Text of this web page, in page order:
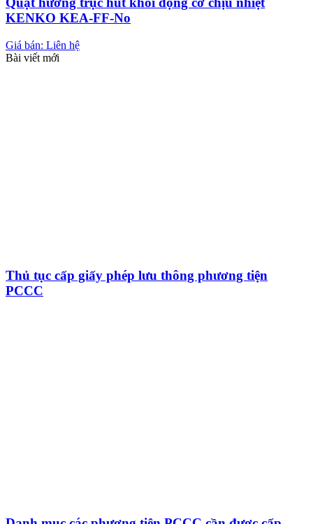
KENKO KEA-FF-No
Giá bán: Liên hệ
Bài viết mới
Thủ tục cấp giấy phép lưu thông phương tiện
PCCC